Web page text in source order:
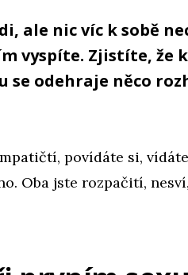
ale nic víc k sobě
vyspíte. Zjistíte, že
se odehraje něco
povídáte si,
Oba jste rozpačití,